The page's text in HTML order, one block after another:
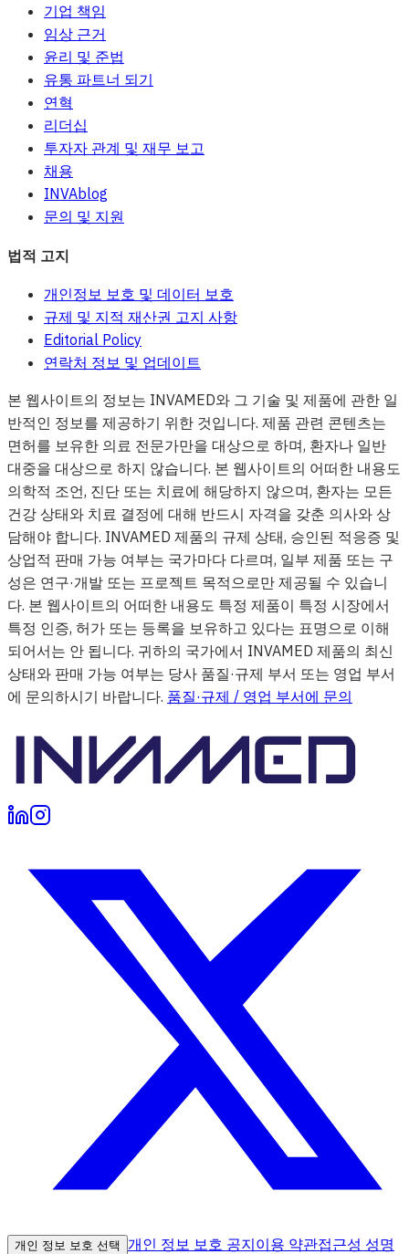
기업 책임
임상 근거
윤리 및 준법
유통 파트너 되기
연혁
리더십
투자자 관계 및 재무 보고
채용
INVAblog
문의 및 지원
법적 고지
개인정보 보호 및 데이터 보호
규제 및 지적 재산권 고지 사항
Editorial Policy
연락처 정보 및 업데이트
본 웹사이트의 정보는 INVAMED와 그 기술 및 제품에 관한 일
반적인 정보를 제공하기 위한 것입니다. 제품 관련 콘텐츠는
면허를 보유한 의료 전문가만을 대상으로 하며, 환자나 일반
대중을 대상으로 하지 않습니다. 본 웹사이트의 어떠한 내용도
의학적 조언, 진단 또는 치료에 해당하지 않으며, 환자는 모든
건강 상태와 치료 결정에 대해 반드시 자격을 갖춘 의사와 상
담해야 합니다. INVAMED 제품의 규제 상태, 승인된 적응증 및
상업적 판매 가능 여부는 국가마다 다르며, 일부 제품 또는 구
성은 연구·개발 또는 프로젝트 목적으로만 제공될 수 있습니
다. 본 웹사이트의 어떠한 내용도 특정 제품이 특정 시장에서
특정 인증, 허가 또는 등록을 보유하고 있다는 표명으로 이해
되어서는 안 됩니다. 귀하의 국가에서 INVAMED 제품의 최신
상태와 판매 가능 여부는 당사 품질·규제 부서 또는 영업 부서
에 문의하시기 바랍니다. 품질·규제 / 영업 부서에 문의
개인 정보 보호 선택 개인 정보 보호 공지이용 약관접근성 성명